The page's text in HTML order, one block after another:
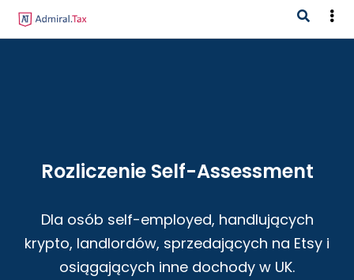
Rozliczenie Self-Assessment
Dla osób self-employed, handlujących
krypto, landlordów, sprzedających na Etsy i
osiągających inne dochody w UK.